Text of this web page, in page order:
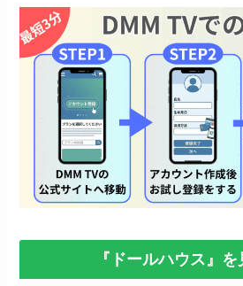
『ドールハウス』